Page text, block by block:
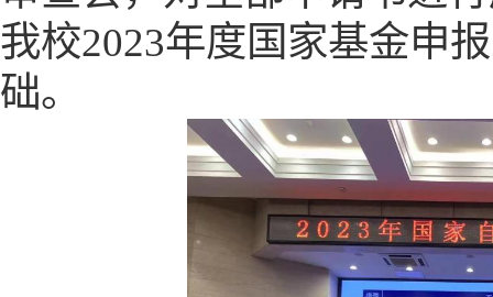
我校2023年度国家基金申
础。